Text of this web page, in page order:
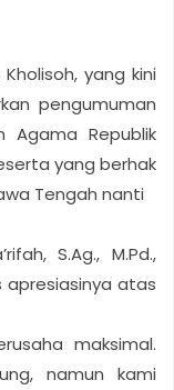
yang kini
pengumuman
Agama Republik
yang berhak
Tengah nanti
S.Ag., M.Pd.,
apresiasinya atas
maksimal.
namun kami